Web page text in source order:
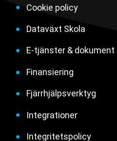
Cookie policy
Dataväxt Skola
E-tjänster & dokument
Finansiering
Fjärrhjälpsverktyg
Integrationer
Integritetspolicy